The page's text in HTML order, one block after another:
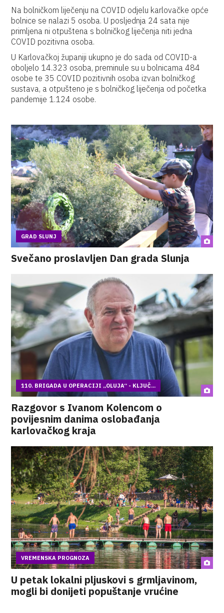
Na bolničkom liječenju na COVID odjelu karlovačke opće
bolnice se nalazi 5 osoba. U posljednja 24 sata nije
primljena ni otpuštena s bolničkog liječenja niti jedna
COVID pozitivna osoba.
U Karlovačkoj županiji ukupno je do sada od COVID-a
oboljelo 14.323 osoba, preminule su u bolnicama 484
osobe te 35 COVID pozitivnih osoba izvan bolničkog
sustava, a otpušteno je s bolničkog liječenja od početka
pandemije 1.124 osobe.
GRAD SLUNJ
Svečano proslavljen Dan grada Slunja
110. BRIGADA U OPERACIJI „OLUJA“ - KLJUČ...
Razgovor s Ivanom Kolencom o
povijesnim danima oslobađanja
karlovačkog kraja
VREMENSKA PROGNOZA
U petak lokalni pljuskovi s grmljavinom,
mogli bi donijeti popuštanje vrućine